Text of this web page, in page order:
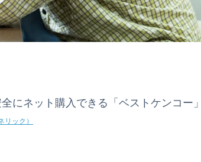
にネット購入できる「ベストケンコー」
ック）